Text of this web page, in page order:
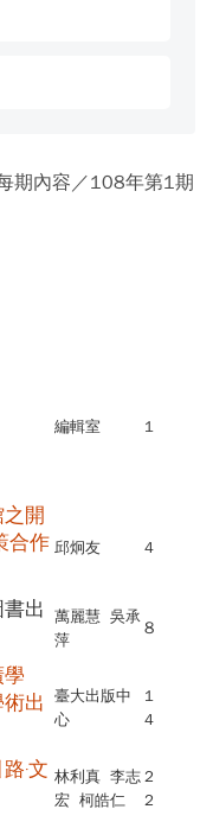
期內容／108年第1期
編輯室 1
開
合作 邱炯友 4
出 萬麗慧 吳承
萍
8
出 臺大出版中
心
1
4
‧文 林利真 李志
宏 柯皓仁
2
2